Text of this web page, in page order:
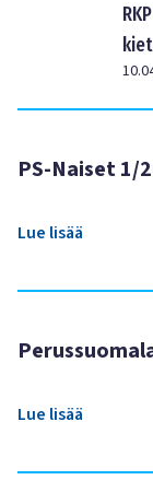
PS-Naiset 1/
Lue lisää
Lue lisää